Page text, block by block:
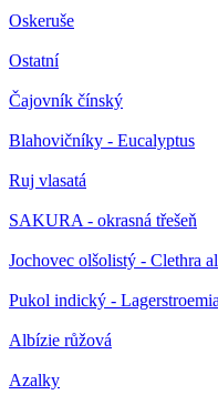
Oskeruše
Ostatní
Čajovník čínský
Blahovičníky - Eucalyptus
Ruj vlasatá
SAKURA - okrasná třešeň
Jochovec olšolistý - Clethra
Pukol indický -
Albízie růžová
Azalky